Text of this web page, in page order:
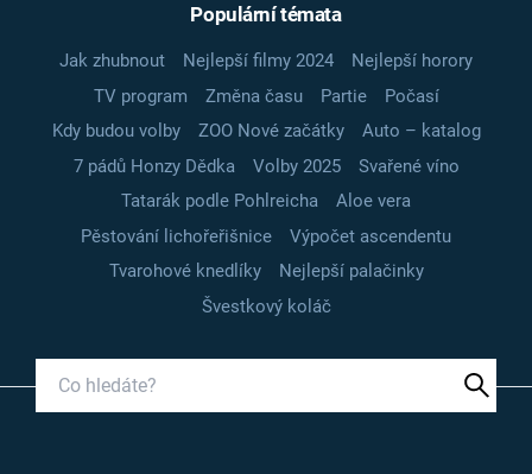
Populární témata
Jak zhubnout Nejlepší filmy 2024
Nejlepší horory
TV program
Změna času Partie
Počasí
Kdy budou volby
ZOO Nové začátky
Auto – katalog
7 pádů Honzy Dědka
Volby 2025
Svařené víno
Tatarák podle Pohlreicha
Aloe vera
Pěstování lichořeřišnice
Výpočet ascendentu
Tvarohové knedlíky
Nejlepší palačinky
Švestkový koláč